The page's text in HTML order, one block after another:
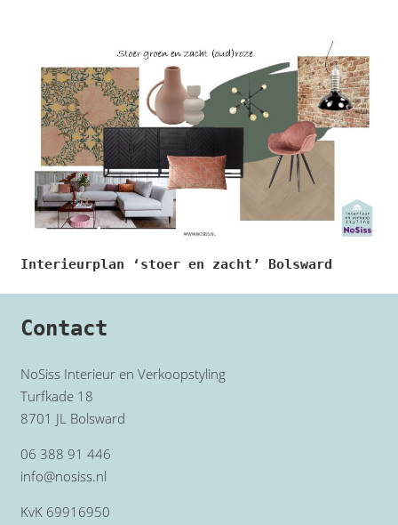
Interieurplan ‘stoer en zacht’ Bolsward
Contact
NoSiss Interieur en Verkoopstyling
Turfkade 18
8701 JL Bolsward
06 388 91 446
info@nosiss.nl
KvK 69916950